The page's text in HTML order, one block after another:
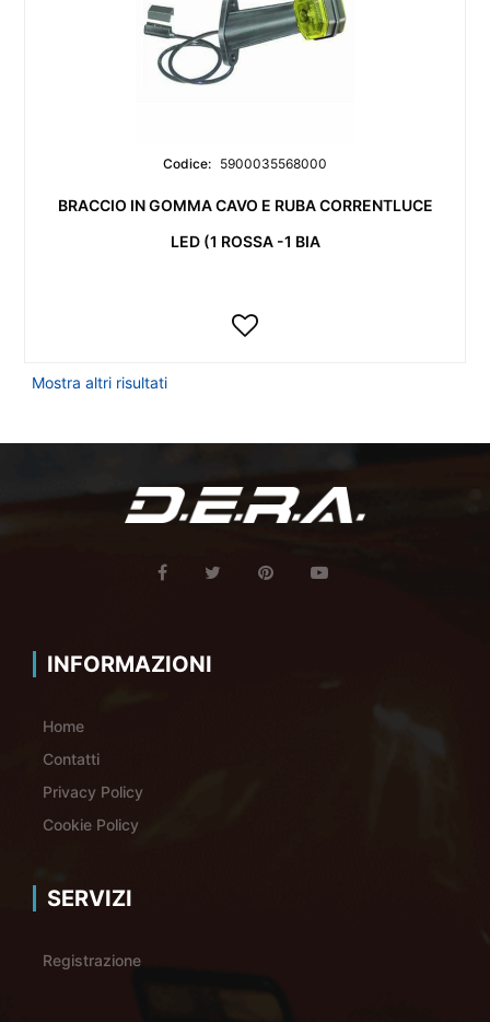
Codice: 5900035568000
BRACCIO IN GOMMA CAVO E RUBA CORRENTLUCE
LED (1 ROSSA -1 BIA
Mostra altri risultati
INFORMAZIONI
Home
Contatti
Privacy Policy
Cookie Policy
SERVIZI
Registrazione